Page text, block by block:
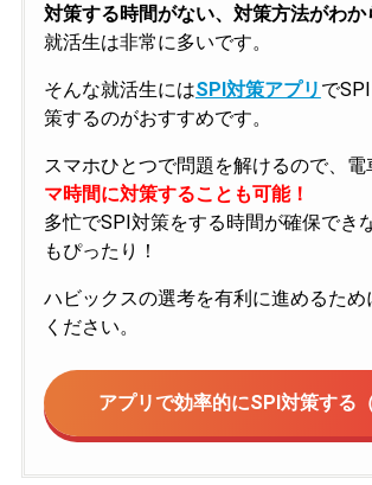
対策する時間がない、対策方法がわか
就活生は非常に多いです。
そんな就活生にはSPI対策アプリ で
策するのがおすすめです。
スマホひとつで問題を解けるので、電
マ時間に対策することも可能！
多忙でSPI対策をする時間が確保でき
もぴったり！
ハビックスの選考を有利に進めるため
ください。
アプリで効率的にSPI対策する（